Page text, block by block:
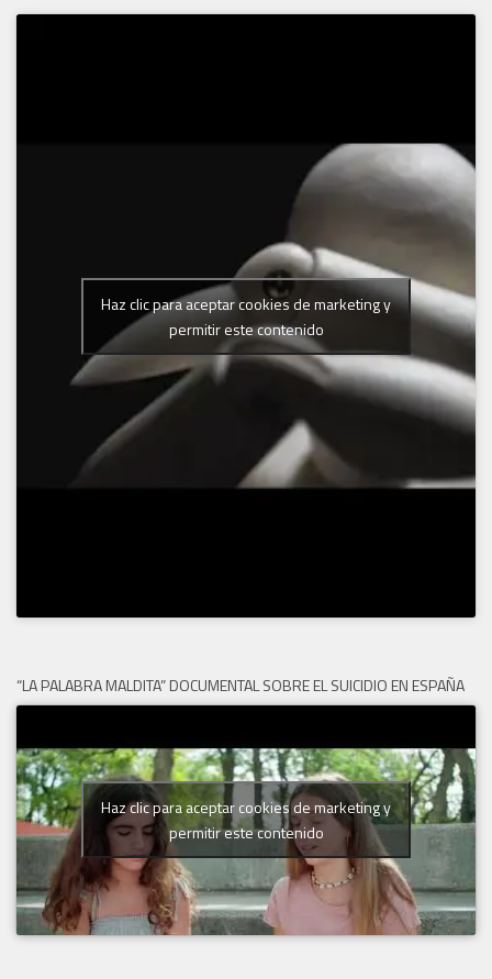
Haz clic para aceptar cookies de marketing y
permitir este contenido
“LA PALABRA MALDITA” DOCUMENTAL SOBRE EL SUICIDIO EN ESPAÑA
Haz clic para aceptar cookies de marketing y
permitir este contenido